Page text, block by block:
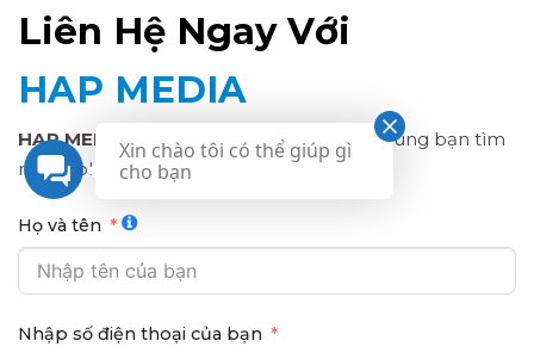
Liên Hệ Ngay Với
HAP MEDIA
HAP MEDIAluôn sẵn sàng lắng nghe và cùng bạn tìm
ra giải pháp phù hợp nhất.
Họ và tên
Nhập số điện thoại của bạn
Xin chào tôi có thể giúp gì
cho bạn